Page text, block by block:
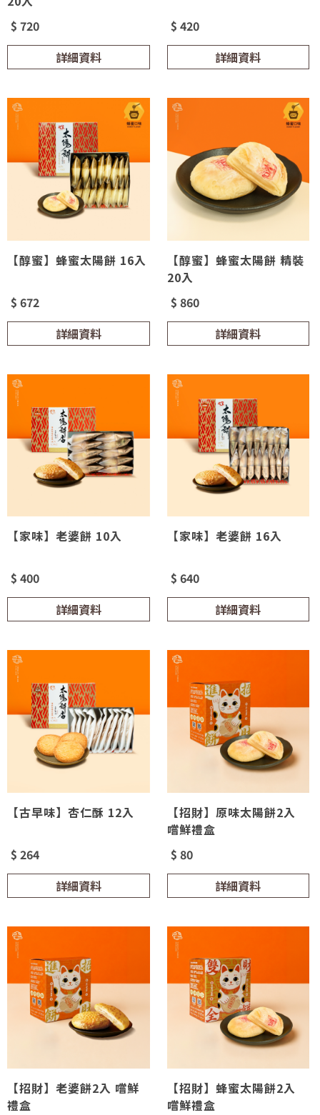
$ 720
詳細資料
$ 420
詳細資料
【醇蜜】蜂蜜太陽餅 16入
$ 672
詳細資料
【醇蜜】蜂蜜太陽餅 精裝
20入
$ 860
詳細資料
【家味】老婆餅 10入
$ 400
詳細資料
【家味】老婆餅 16入
$ 640
詳細資料
【古早味】杏仁酥 12入
$ 264
詳細資料
【招財】原味太陽餅2入
嚐鮮禮盒
$ 80
詳細資料
【招財】老婆餅2入 嚐鮮
禮盒
【招財】蜂蜜太陽餅2入
嚐鮮禮盒